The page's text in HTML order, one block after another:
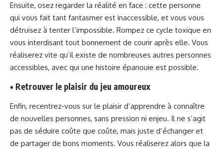
Ensuite, osez regarder la réalité en face : cette personne
qui vous fait tant fantasmer est inaccessible, et vous vous
détruisez à tenter l’impossible. Rompez ce cycle toxique en
vous interdisant tout bonnement de courir après elle. Vous
réaliserez vite qu’il existe de nombreuses autres personnes
accessibles, avec qui une histoire épanouie est possible.
• Retrouver le plaisir du jeu amoureux
Enfin, recentrez-vous sur le plaisir d’apprendre à connaître
de nouvelles personnes, sans pression ni enjeu. Il ne s’agit
pas de séduire coûte que coûte, mais juste d’échanger et
de partager de bons moments. Vous réaliserez alors que la